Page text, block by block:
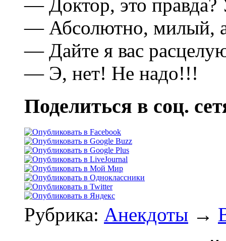
— Доктоp, это пpавда?
— Абсолютно, милый,
— Дайте я вас
— Э, нет! Hе надо!!!
Поделиться в соц.
Рубрика: Анекдоты →